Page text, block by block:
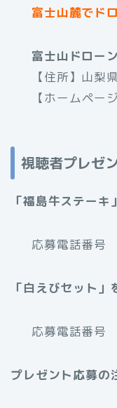
富士山麓でド
富士山ドロー
【住所】山
【ホームペ
視聴者プレゼ
「福島牛ステー
応募電話番号
「白えびセット
応募電話番号
プレゼント応募の